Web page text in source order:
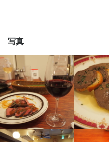
しい料理に合わせて、また季
えています。
写真
イタリアン・フレンチ等の洋
と、日々の店舗運営をお任せし
一通り覚えていただいた後は
ー開発や仕入れ、売上管理な
していただきたいと考えていま
※メニュー開発補助費
試用期間を終えたら、メニュ
00円）。
気になるお店に食事に行って、
験（3年以上目安）がある方も
決まりきったマニュアルはあり
一通り覚えていただいたら今ま
を徐々にお願いしたいと考えて
※メニュー開発補助費
試用期間を終えたら、メニュ
00円）。
気になるお店に食事に行ってぜ
イチから丁寧に教えますので
の方も大歓迎です！
まずは簡単な盛り付けや仕込み
ただきます。
お仕事に慣れてきたら、あなた
発にも挑戦できますよ。
※メニュー開発補助費
試用期間を終えたら、メニュ
00円。
気になるお店に食事に行って